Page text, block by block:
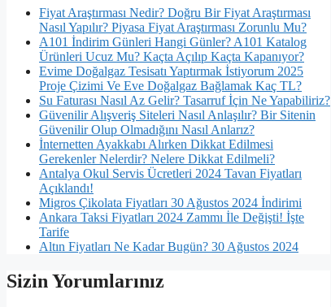
Fiyat Araştırması Nedir? Doğru Bir Fiyat Araştırması
Nasıl Yapılır? Piyasa Fiyat Araştırması Zorunlu Mu?
A101 İndirim Günleri Hangi Günler? A101 Katalog
Ürünleri Ucuz Mu? Kaçta Açılıp Kaçta Kapanıyor?
Evime Doğalgaz Tesisatı Yaptırmak İstiyorum 2025
Proje Çizimi Ve Eve Doğalgaz Bağlamak Kaç TL?
Su Faturası Nasıl Az Gelir? Tasarruf İçin Ne Yapabiliriz?
Güvenilir Alışveriş Siteleri Nasıl Anlaşılır? Bir Sitenin
Güvenilir Olup Olmadığını Nasıl Anlarız?
İnternetten Ayakkabı Alırken Dikkat Edilmesi
Gerekenler Nelerdir? Nelere Dikkat Edilmeli?
Antalya Okul Servis Ücretleri 2024 Tavan Fiyatları
Açıklandı!
Migros Çikolata Fiyatları 30 Ağustos 2024 İndirimi
Ankara Taksi Fiyatları 2024 Zammı İle Değişti! İşte
Tarife
Altın Fiyatları Ne Kadar Bugün? 30 Ağustos 2024
Sizin Yorumlarınız